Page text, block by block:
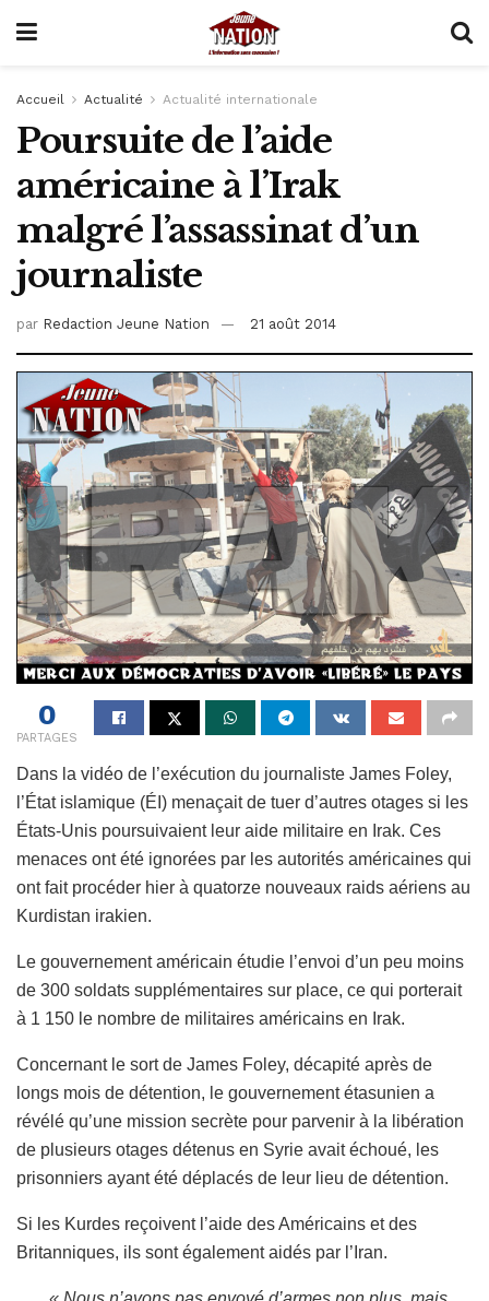
Accueil Actualité Actualité internationale
Poursuite de l’aide
américaine à l’Irak
malgré l’assassinat d’un
journaliste
par Redaction Jeune Nation 21 août 2014
0
PARTAGES
Dans la vidéo de l’exécution du journaliste James Foley,
l’État islamique (ÉI) menaçait de tuer d’autres otages si les
États-Unis poursuivaient leur aide militaire en Irak. Ces
menaces ont été ignorées par les autorités américaines qui
ont fait procéder hier à quatorze nouveaux raids aériens au
Kurdistan irakien.
Le gouvernement américain étudie l’envoi d’un peu moins
de 300 soldats supplémentaires sur place, ce qui porterait
à 1 150 le nombre de militaires américains en Irak.
Concernant le sort de James Foley, décapité après de
longs mois de détention, le gouvernement étasunien a
révélé qu’une mission secrète pour parvenir à la libération
de plusieurs otages détenus en Syrie avait échoué, les
prisonniers ayant été déplacés de leur lieu de détention.
Si les Kurdes reçoivent l’aide des Américains et des
Britanniques, ils sont également aidés par l’Iran.